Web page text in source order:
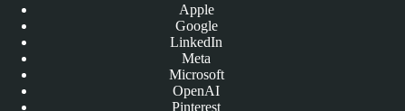
Apple
Google
LinkedIn
Meta
Microsoft
OpenAI
Pinterest